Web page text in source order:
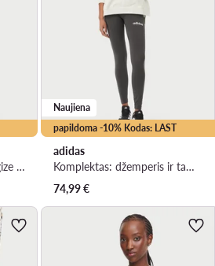
Sportinis kostiumas Energize KQ7594 Rožinė Regular Fit
papildoma -10% Kodas: LAST
Naujiena
adidas
Komplektas: džemperis ir tamprės Leisure KD8264 Kreminė Regular Fit
74,99€